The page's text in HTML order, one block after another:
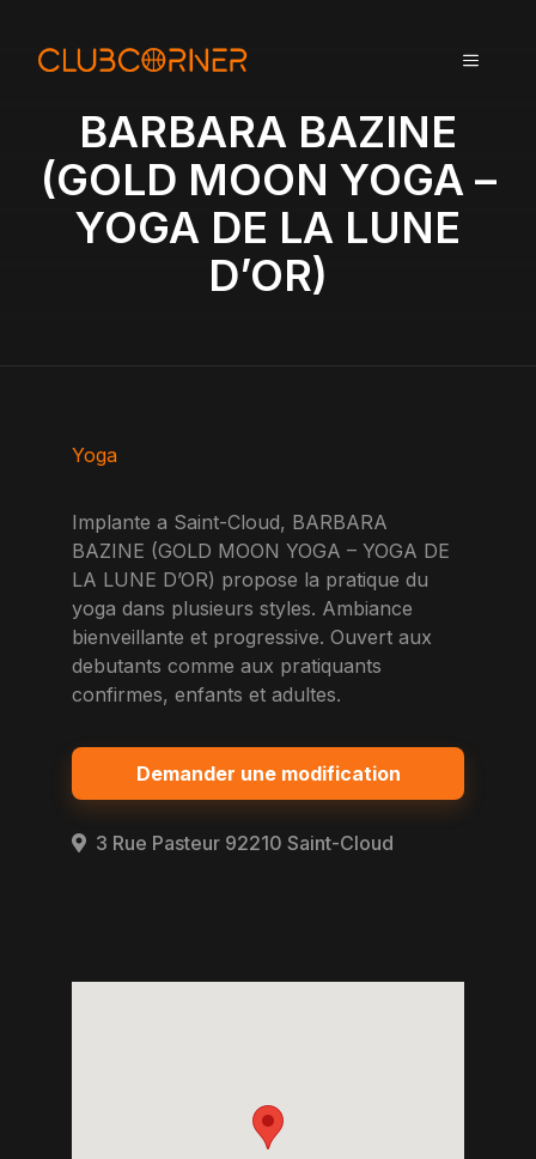
MENU
BARBARA BAZINE
(GOLD MOON YOGA –
YOGA DE LA LUNE
D’OR)
Yoga
Implante a Saint-Cloud, BARBARA
BAZINE (GOLD MOON YOGA – YOGA DE
LA LUNE D’OR) propose la pratique du
yoga dans plusieurs styles. Ambiance
bienveillante et progressive. Ouvert aux
debutants comme aux pratiquants
confirmes, enfants et adultes.
Demander une modification
3 Rue Pasteur 92210 Saint-Cloud